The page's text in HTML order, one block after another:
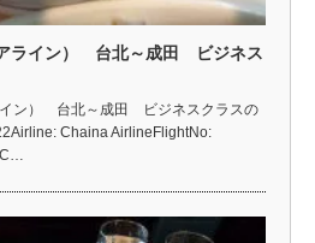
ライン） 台北～成田 ビジネス
イン） 台北～成田 ビジネスクラスの
Chaina AirlineFlightNo: